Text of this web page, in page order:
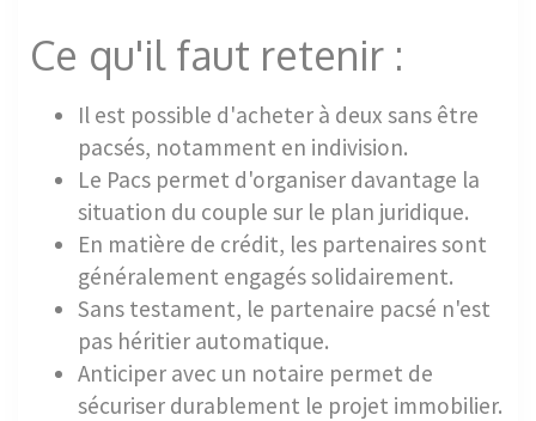
Ce qu'il faut retenir :
Il est possible d'acheter à deux sans être
pacsés, notamment en indivision.
Le Pacs permet d'organiser davantage la
situation du couple sur le plan juridique.
En matière de crédit, les partenaires sont
généralement engagés solidairement.
Sans testament, le partenaire pacsé n'est
pas héritier automatique.
Anticiper avec un notaire permet de
sécuriser durablement le projet immobilier.